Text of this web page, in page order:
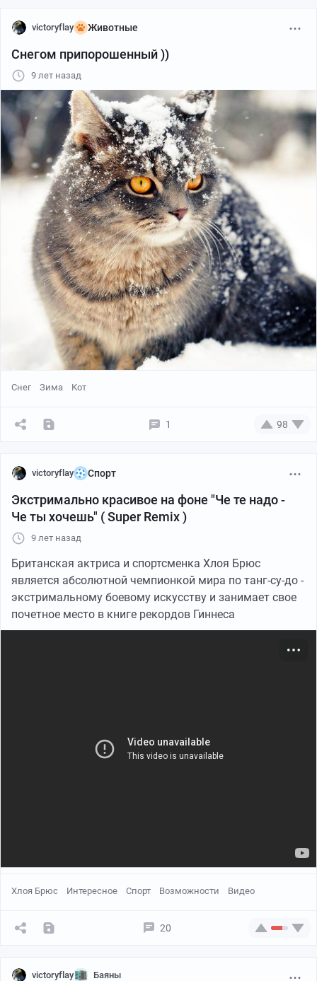
victoryflay Животные
Снегом припорошенный ))
9 лет назад
Снег Зима Кот
1 98
victoryflay Спорт
Экстримально красивое на фоне "Че те надо -
Че ты хочешь" ( Super Remix )
9 лет назад
Британская актриса и спортсменка Хлоя Брюс
является абсолютной чемпионкой мира по танг-су-до -
экстримальному боевому искусству и занимает свое
почетное место в книге рекордов Гиннеса
Хлоя Брюс Интересное Спорт Возможности Видео
20
victoryflay Баяны